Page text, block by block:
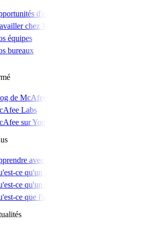
d'emploi
chez McAfee
équipes
bureaux
de McAfee
Labs
sur YouTube
avec McAfee
ce qu'un antivirus ?
ce qu'un VPN ?
ce que l'usurpation d'identité ?